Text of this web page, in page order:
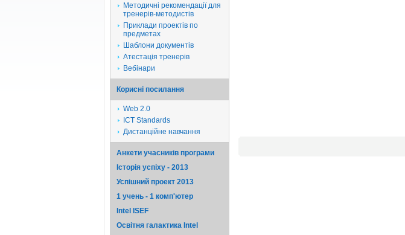
Методичні рекомендації для
тренерів-методистів
Приклади проектів по
предметах
Шаблони документів
Атестація тренерів
Вебінари
Корисні посилання
Web 2.0
ICT Standards
Дистанційне навчання
Анкети учасників програми
Історія успіху - 2013
Успішний проект 2013
1 учень - 1 комп'ютер
Intel ISEF
Освітня галактика Intel